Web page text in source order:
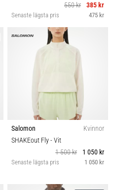
550 kr
385 kr
Senaste lägsta pris 475 kr
Salomon
Kvinnor
SHAKEout Fly- Vit
1 500 kr
1 050 kr
Senaste lägsta pris 1 050 kr